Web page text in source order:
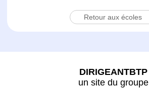
Retour aux écoles
DIRIGEANTBTP
un site du groupe